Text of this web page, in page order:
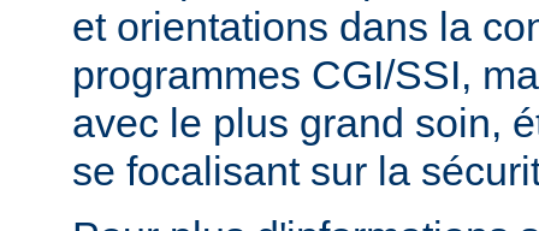
et orientations dans la
programmes CGI/SSI,
avec le plus grand soin,
se focalisant sur la